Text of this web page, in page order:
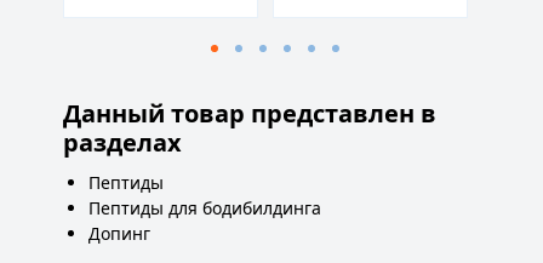
Данный товар представлен в
разделах
Пептиды
Пептиды для бодибилдинга
Допинг